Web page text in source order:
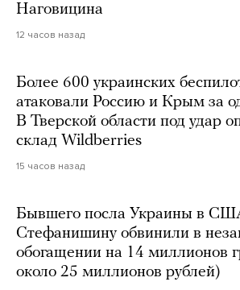
Наговицина
12 часов назад
Более 600 украинских
атаковали Россию и Крым за
В Тверской области под удар
склад Wildberries
15 часов назад
Бывшего посла Украины в
Стефанишину обвинили в
обогащении на 14 миллионов
около 25 миллионов рублей)